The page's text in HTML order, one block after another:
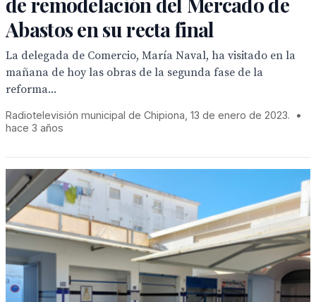
Abastos en su recta final
La delegada de Comercio, María Naval, ha visitado en la
mañana de hoy las obras de la segunda fase de la
reforma...
Radiotelevisión municipal de Chipiona, 13 de enero de 2023.
•
hace 3 años